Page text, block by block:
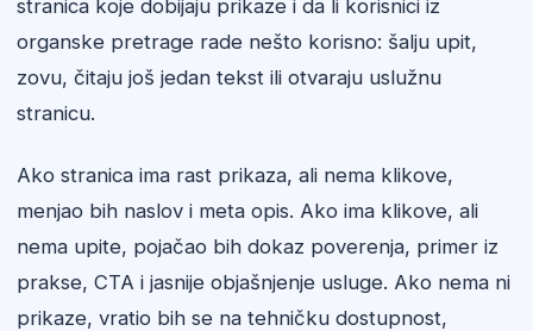
stranica koje dobijaju prikaze i da li korisnici iz
organske pretrage rade nešto korisno: šalju upit,
zovu, čitaju još jedan tekst ili otvaraju uslužnu
stranicu.
Ako stranica ima rast prikaza, ali nema klikove,
menjao bih naslov i meta opis. Ako ima klikove, ali
nema upite, pojačao bih dokaz poverenja, primer iz
prakse, CTA i jasnije objašnjenje usluge. Ako nema ni
prikaze, vratio bih se na tehničku dostupnost,